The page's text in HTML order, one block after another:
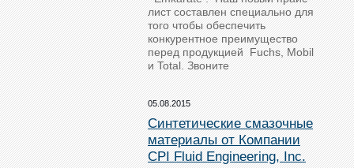
лист составлен специально для
того чтобы обеспечить
конкурентное преимущество
перед продукцией Fuchs, Mobil
и Total. Звоните
05.08.2015
Синтетические смазочные
материалы от Компании
CPI Fluid Engineering, Inc.